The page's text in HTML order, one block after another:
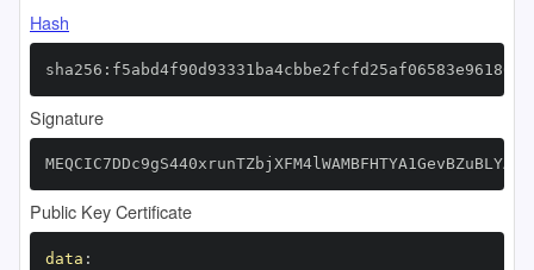
Hash
Signature
Public Key Certificate
data :